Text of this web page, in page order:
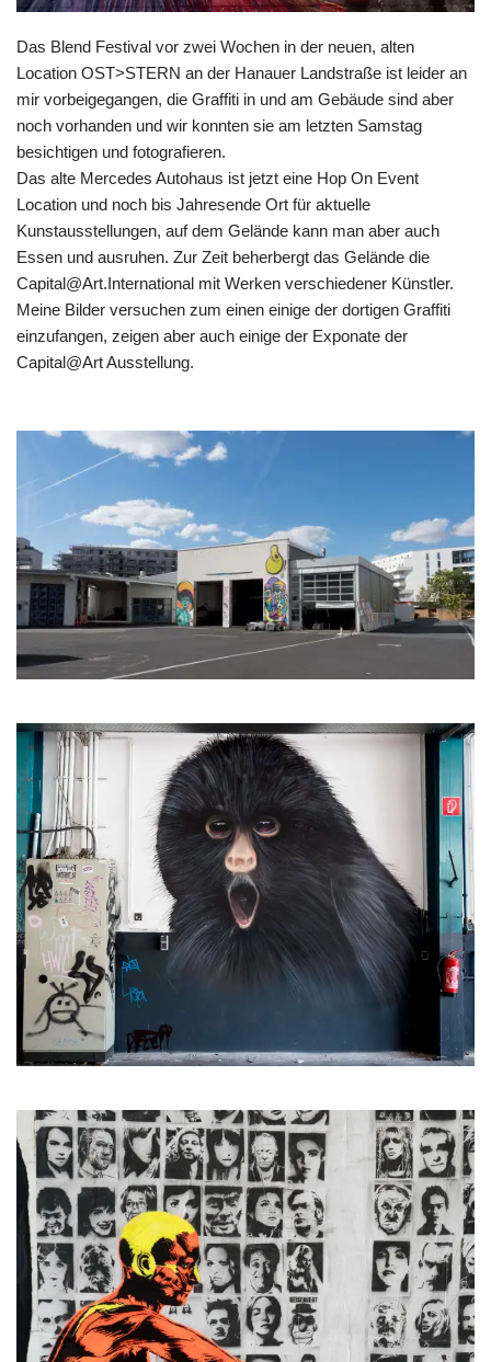
Das Blend Festival vor zwei Wochen in der neuen, alten
Location OST>STERN an der Hanauer Landstraße ist leider an
mir vorbeigegangen, die Graffiti in und am Gebäude sind aber
noch vorhanden und wir konnten sie am letzten Samstag
besichtigen und fotografieren.
Das alte Mercedes Autohaus ist jetzt eine Hop On Event
Location und noch bis Jahresende Ort für aktuelle
Kunstausstellungen, auf dem Gelände kann man aber auch
Essen und ausruhen. Zur Zeit beherbergt das Gelände die
Capital@Art.International mit Werken verschiedener Künstler.
Meine Bilder versuchen zum einen einige der dortigen Graffiti
einzufangen, zeigen aber auch einige der Exponate der
Capital@Art Ausstellung.